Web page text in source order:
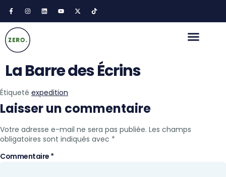
La Barre des Écrins
Étiqueté expedition
Laisser un commentaire
Votre adresse e-mail ne sera pas publiée. Les champs
obligatoires sont indiqués avec *
Commentaire *